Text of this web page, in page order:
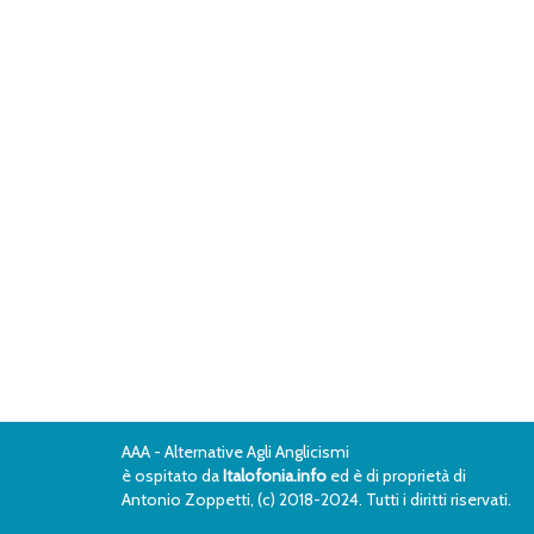
AAA - Alternative Agli Anglicismi
è ospitato daItalofonia.info ed è di proprietà di
Antonio Zoppetti, (c) 2018-2024. Tutti i diritti riservati.